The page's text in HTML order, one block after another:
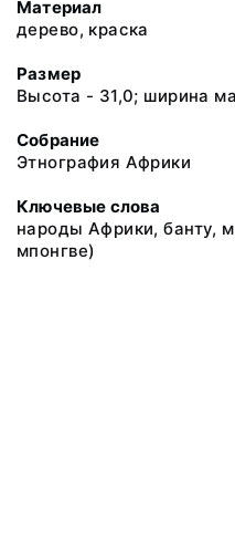
Материал
дерево, краска
Размер
Высота - 31,0; ширина
Собрание
Этнография Африки
Ключевые слова
народы Африки, банту,
мпонгве)